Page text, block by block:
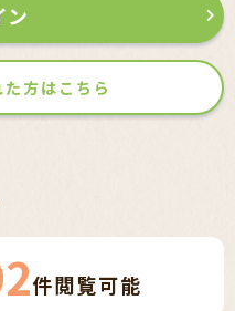
ン
方はこちら
件閲覧可能